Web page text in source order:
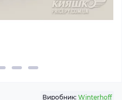
Виробник: Winterhoff